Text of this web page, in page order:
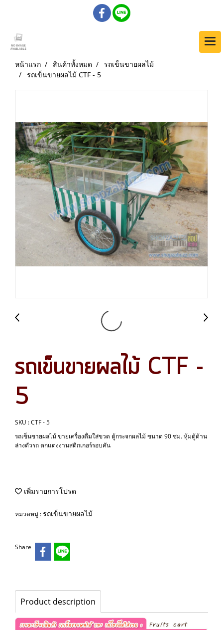
หน้าแรก สินค้าทั้งหมด
รถเข็นขายผลไม้
รถเข็นขายผลไม้ CTF - 5
รถเข็นขายผลไม้ CTF -
5
SKU : CTF - 5
รถเข็นขายผลไม้ ขายเครื่องดื่มใส่ขวด ตู้กระจกผลไม้ ขนาด 90 ซม. หุ้มตู้ด้าน
ล่างตัวรถ ตกแต่งงานสติกเกอร์รอบคัน
เพิ่มรายการโปรด
หมวดหมู่ :รถเข็นขายผลไม้
Share
Product description